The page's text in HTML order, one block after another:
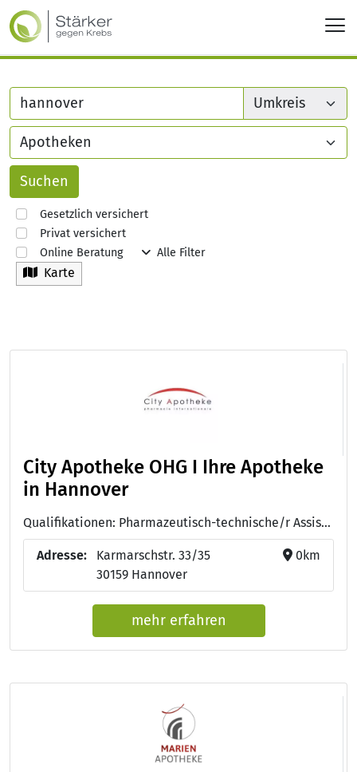
Gesetzlich versichert
Privat versichert
Online Beratung
Alle Filter
Karte
City Apotheke OHG I Ihre Apotheke
in Hannover
Qualifikationen: Pharmazeutisch-technische/r Assistent/in - PTA, Studium der Pharmazie
Adresse:
Karmarschstr. 33/35
30159 Hannover
0km
mehr erfahren